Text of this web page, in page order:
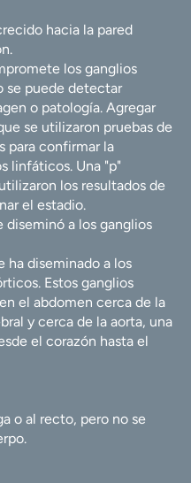
hacia la pared
los ganglios
se puede detectar
o patología. Agregar
se utilizaron pruebas de
para confirmar la
linfáticos. Una "p"
los resultados de
el estadio.
diseminó a los ganglios
ha diseminado a los
Estos ganglios
el abdomen cerca de la
y cerca de la aorta, una
el corazón hasta el
o al recto, pero no se